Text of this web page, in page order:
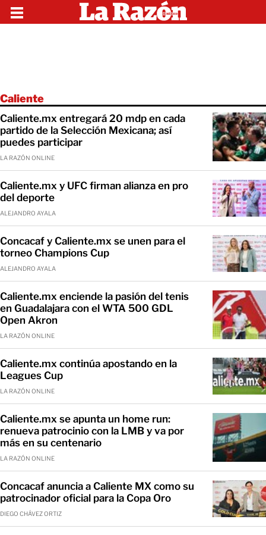
Caliente
Caliente.mx entregará 20 mdp en cada
partido de la Selección Mexicana; así
puedes participar
LA RAZÓN ONLINE
Caliente.mx y UFC firman alianza en pro
del deporte
ALEJANDRO AYALA
Concacaf y Caliente.mx se unen para el
torneo Champions Cup
ALEJANDRO AYALA
Caliente.mx enciende la pasión del tenis
en Guadalajara con el WTA 500 GDL
Open Akron
LA RAZÓN ONLINE
Caliente.mx continúa apostando en la
Leagues Cup
LA RAZÓN ONLINE
Caliente.mx se apunta un home run:
renueva patrocinio con la LMB y va por
más en su centenario
LA RAZÓN ONLINE
Concacaf anuncia a Caliente MX como su
patrocinador oficial para la Copa Oro
DIEGO CHÁVEZ ORTIZ